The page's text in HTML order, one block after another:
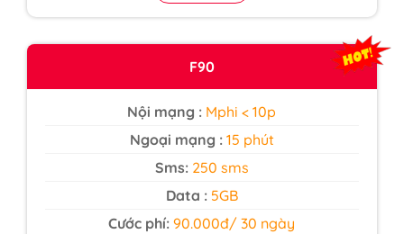
F90
Nội mạng : Mphi < 10p
Ngoại mạng :15 phút
Sms:250 sms
Data :5GB
Cước phí: 90.000đ/ 30 ngày